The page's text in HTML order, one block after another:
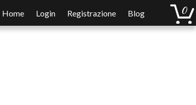
Home Login Registrazione Blog